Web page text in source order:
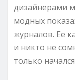
дизайнерами
модных
журналов. Ее
и никто не
только начался.